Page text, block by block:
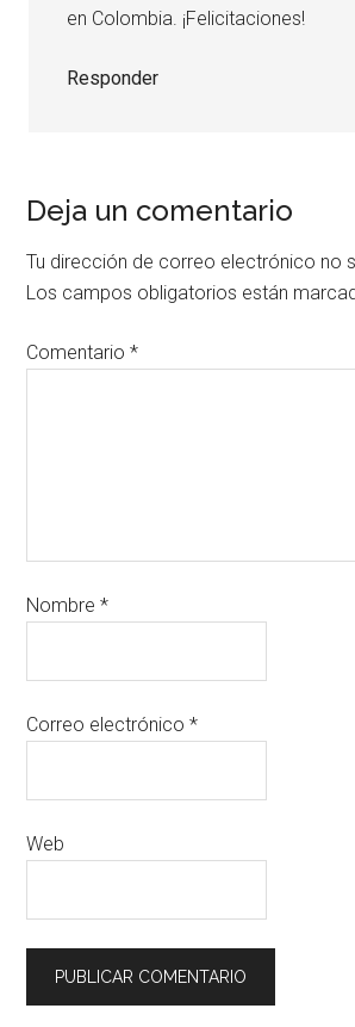
en Colombia. ¡Felicitaciones!
Responder
Deja un comentario
Tu dirección de correo electrónico no
Los campos obligatorios están
Comentario*
Nombre*
Correo electrónico*
Web